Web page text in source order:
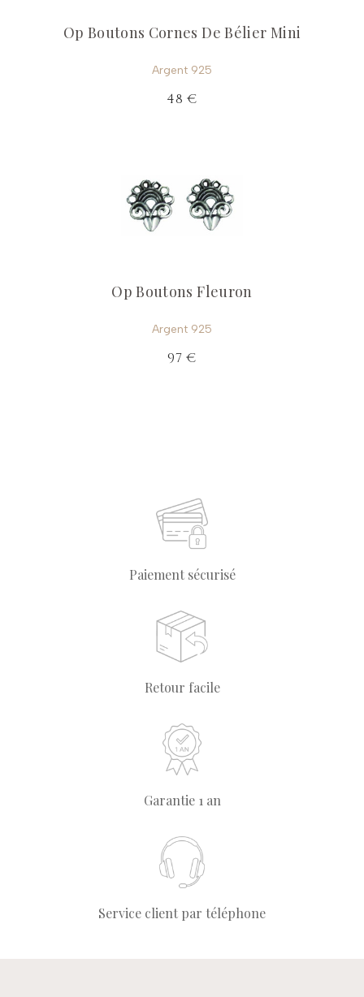
Op Boutons Cornes De Bélier Mini
Argent 925
48 €
Op Boutons Fleuron
Argent 925
97 €
Paiement sécurisé
Retour facile
Garantie 1 an
Service client par téléphone